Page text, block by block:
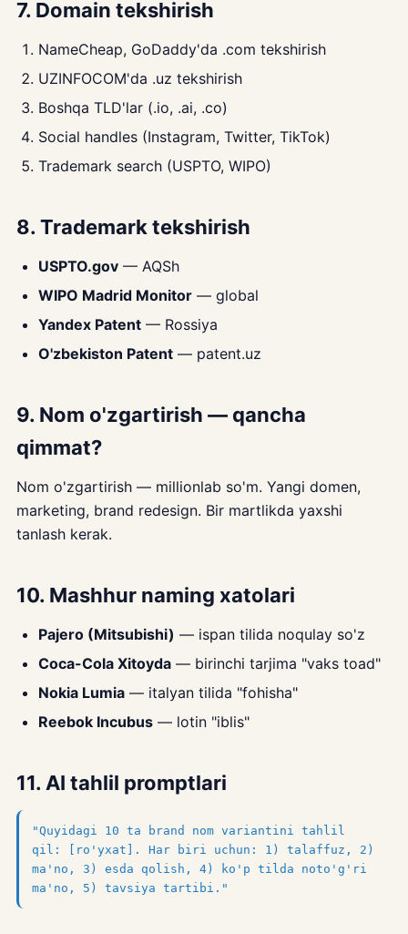
7. Domain tekshirish
NameCheap, GoDaddy'da .com tekshirish
UZINFOCOM'da .uz tekshirish
Boshqa TLD'lar (.io, .ai, .co)
Social handles (Instagram, Twitter, TikTok)
Trademark search (USPTO, WIPO)
8. Trademark tekshirish
USPTO.gov — AQSh
WIPO Madrid Monitor — global
Yandex Patent — Rossiya
O'zbekiston Patent — patent.uz
9. Nom o'zgartirish — qancha
qimmat?
Nom o'zgartirish — millionlab so'm. Yangi domen,
marketing, brand redesign. Bir martlikda yaxshi
tanlash kerak.
10. Mashhur naming xatolari
Pajero (Mitsubishi) — ispan tilida noqulay so'z
Coca-Cola Xitoyda — birinchi tarjima "vaks toad"
Nokia Lumia — italyan tilida "fohisha"
Reebok Incubus — lotin "iblis"
11. AI tahlil promptlari
"Quyidagi 10 ta brand nom variantini tahlil
qil: [ro'yxat]. Har biri uchun: 1) talaffuz, 2)
ma'no, 3) esda qolish, 4) ko'p tilda noto'g'ri
ma'no, 5) tavsiya tartibi."